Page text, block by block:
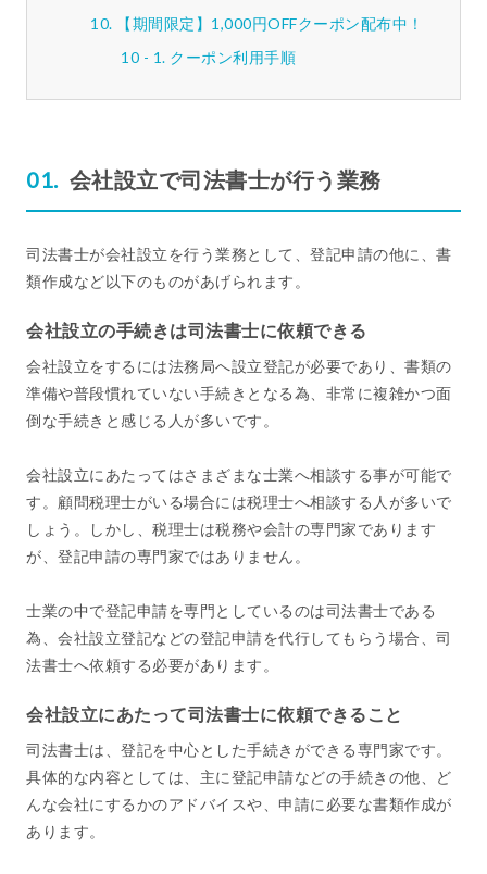
【期間限定】1,000円OFFクーポン配布中！
クーポン利用手順
会社設立で司法書士が行う業務
司法書士が会社設立を行う業務として、登記申請の他に、書
類作成など以下のものがあげられます。
会社設立の手続きは司法書士に依頼できる
会社設立をするには法務局へ設立登記が必要であり、書類の
準備や普段慣れていない手続きとなる為、非常に複雑かつ面
倒な手続きと感じる人が多いです。
会社設立にあたってはさまざまな士業へ相談する事が可能で
す。顧問税理士がいる場合には税理士へ相談する人が多いで
しょう。しかし、税理士は税務や会計の専門家であります
が、登記申請の専門家ではありません。
士業の中で登記申請を専門としているのは司法書士である
為、会社設立登記などの登記申請を代行してもらう場合、司
法書士へ依頼する必要があります。
会社設立にあたって司法書士に依頼できること
司法書士は、登記を中心とした手続きができる専門家です。
具体的な内容としては、主に登記申請などの手続きの他、ど
んな会社にするかのアドバイスや、申請に必要な書類作成が
あります。